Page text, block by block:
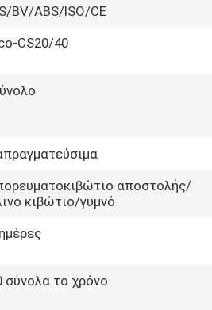
BV/ABS/ISO/CE
CS20/40
αποστολής/
κιβώτιο/γυμνό
σύνολα το χρόνο